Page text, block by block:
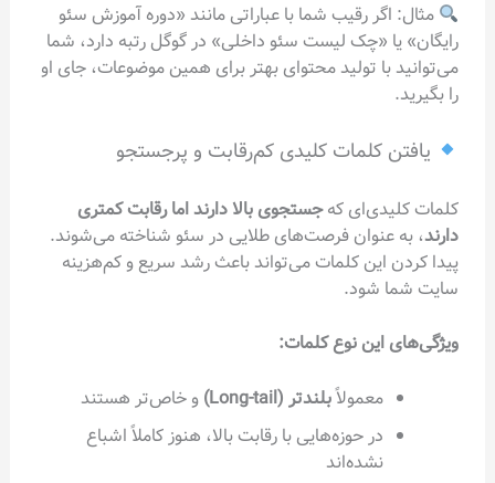
مثال: اگر رقیب شما با عباراتی مانند «دوره آموزش سئو
رایگان» یا «چک لیست سئو داخلی» در گوگل رتبه دارد، شما
می‌توانید با تولید محتوای بهتر برای همین موضوعات، جای او
را بگیرید.
یافتن کلمات کلیدی کم‌رقابت و پرجستجو
کلمات کلیدی‌ای کهجستجوی بالا دارند اما رقابت کمتری
دارند، به عنوان فرصت‌های طلایی در سئو شناخته می‌شوند.
پیدا کردن این کلمات می‌تواند باعث رشد سریع و کم‌هزینه
سایت شما شود.
ویژگی‌های این نوع کلمات:
معمولاًبلندتر (Long-tail)
و خاص‌تر هستند
در حوزه‌هایی با رقابت بالا، هنوز کاملاً اشباع
نشده‌اند